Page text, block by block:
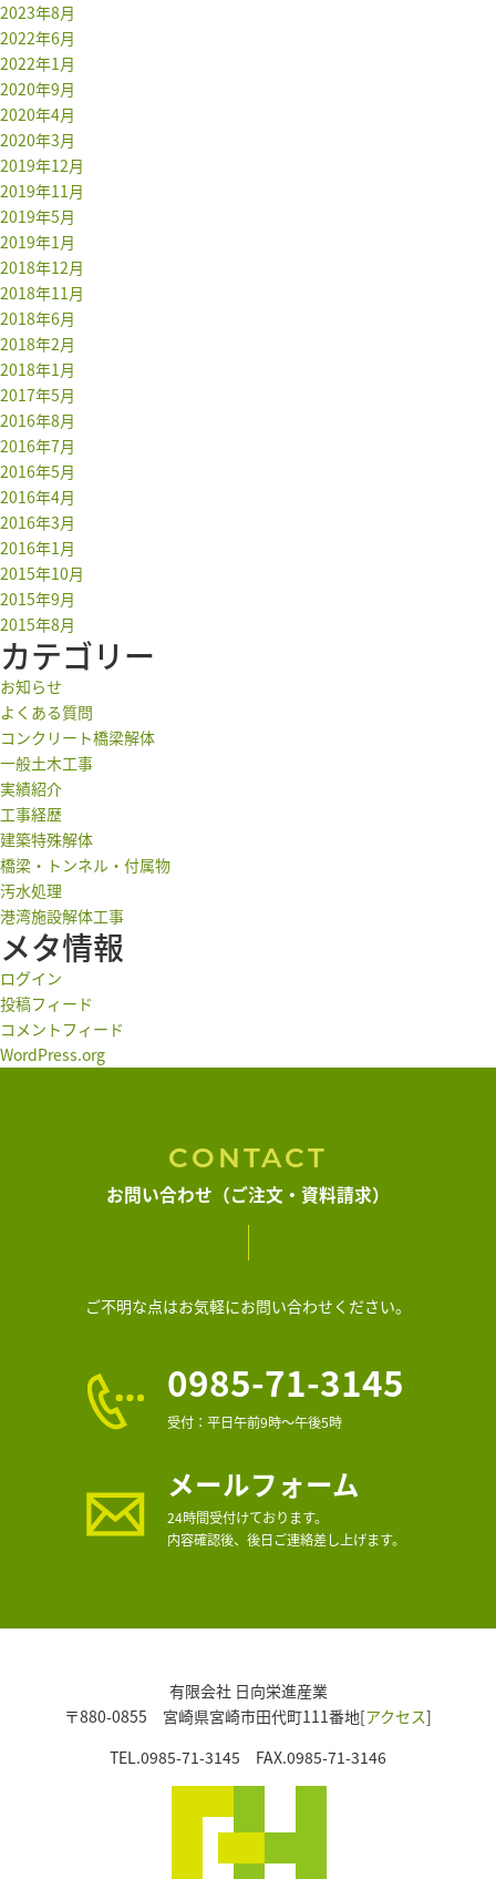
2023年8月
2022年6月
2022年1月
2020年9月
2020年4月
2020年3月
2019年12月
2019年11月
2019年5月
2019年1月
2018年12月
2018年11月
2018年6月
2018年2月
2018年1月
2017年5月
2016年8月
2016年7月
2016年5月
2016年4月
2016年3月
2016年1月
2015年10月
2015年9月
2015年8月
カテゴリー
お知らせ
よくある質問
コンクリート橋梁解体
一般土木工事
実績紹介
工事経歴
建築特殊解体
橋梁・トンネル・付属物
汚水処理
港湾施設解体工事
メタ情報
ログイン
投稿フィード
コメントフィード
WordPress.org
CONTACT
お問い合わせ（ご注文・資料請求）
ご不明な点はお気軽にお問い合わせください。
0985-71-3145
受付：平日午前9時～午後5時
メールフォーム
24時間受付けております。
内容確認後、後日ご連絡差し上げます。
有限会社 日向栄進産業
〒880-0855 宮崎県宮崎市田代町111番地[アクセス]
TEL.0985-71-3145 FAX.0985-71-3146